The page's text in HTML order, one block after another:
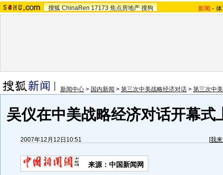
搜狐 ChinaRen 17173 焦点房地产 搜狗 新闻 -
新闻中心 > 国内新闻 > 第三次中美战略经济对话 > 第三次中
吴仪在中美战略经济对话开幕式
2007年12月12日10:51 [我
来源：中国新闻网